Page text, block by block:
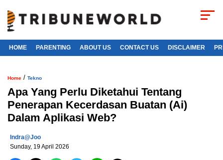
HOME PARENTING ABOUT US CONTACT US DISCLAIMER
Home / Tekno
Apa Yang Perlu Diketahui Tentang
Penerapan Kecerdasan Buatan (Ai)
Dalam Aplikasi Web?
Indra@joo
Sunday, 19 April 2026